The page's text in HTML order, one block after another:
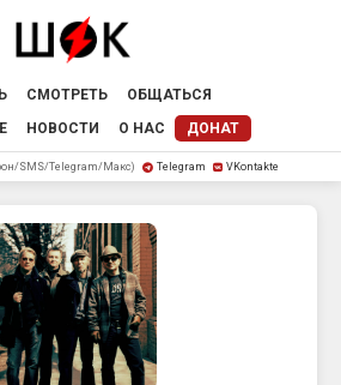
СМОТРЕТЬ
ОБЩАТЬСЯ
НОВОСТИ О НАС ДОНАТ
SMS/Telegram/Макс) Telegram VKontakte